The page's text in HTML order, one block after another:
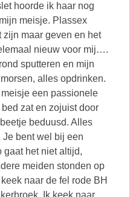
hoorde ik haar nog
meisje. Plassex
maar geven en het
nieuw voor mij….
sputteren en mijn
alles opdrinken.
meisje een passionele
zat en zojuist door
beduusd. Alles
bent wel bij een
gaat het niet altijd,
meiden stonden op
naar de fel rode BH
Ik keek naar